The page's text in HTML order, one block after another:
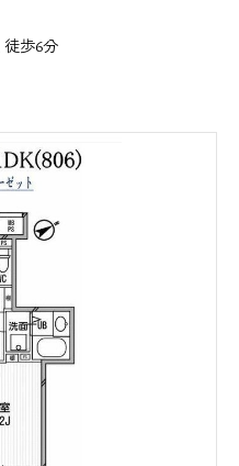
歩6分